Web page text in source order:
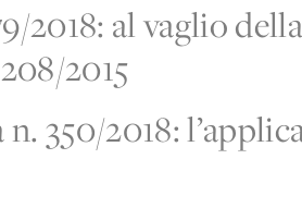
2018: al vaglio
2015
350/2018: